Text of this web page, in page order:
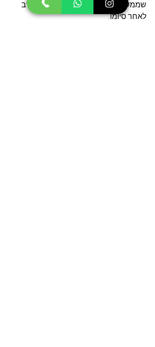
שממשיכה ללוות את המשתתפים זמן רב
לאחר סיומו.